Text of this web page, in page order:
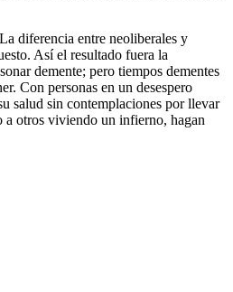
diferencia entre neoliberales y
Así el resultado fuera la
demente; pero tiempos dementes
Con personas en un desespero
salud sin contemplaciones por llevar
a otros viviendo un infierno, hagan